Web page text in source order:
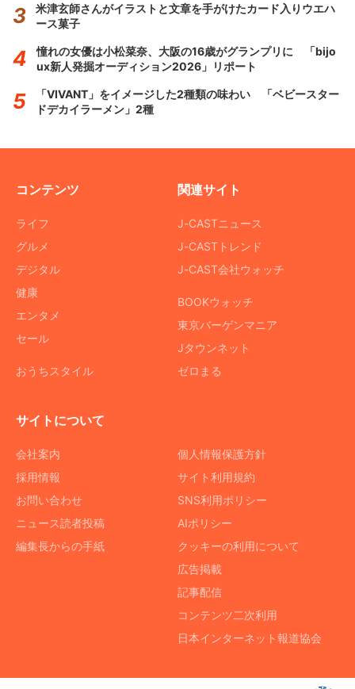
米津玄師さんがイラストと文章を手がけたカード入りウエハ
ース菓子
憧れの女優は小松菜奈、大阪の16歳がグランプリに 「bijo
ux新人発掘オーディション2026」リポート
「VIVANT」をイメージした2種類の味わい 「ベビースター
ドデカイラーメン」2種
コンテンツ
ライフ
グルメ
デジタル
健康
エンタメ
セール
おうちスタイル
関連サイト
J-CASTニュース
J-CASTトレンド
J-CAST会社ウォッチ
BOOKウォッチ
東京バーゲンマニア
Jタウンネット
ゼロまる
サイトについて
会社案内
採用情報
お問い合わせ
ニュース読者投稿
編集長からの手紙
個人情報保護方針
サイト利用規約
SNS利用ポリシー
AIポリシー
クッキーの利用について
広告掲載
記事配信
コンテンツ二次利用
日本インターネット報道協会